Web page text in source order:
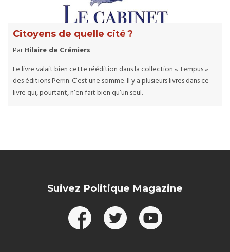
Citoyens de quelle cité ?
ParHilaire de Crémiers
Le livre valait bien cette réédition dans la collection « Tempus »
des éditions Perrin. C’est une somme. Il y a plusieurs livres dans ce
livre qui, pourtant, n’en fait bien qu’un seul.
Suivez Politique Magazine